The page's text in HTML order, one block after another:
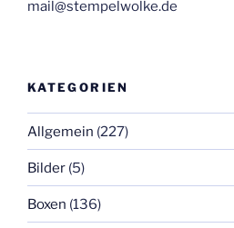
mail@stempelwolke.de
KATEGORIEN
Allgemein (227)
Bilder (5)
Boxen (136)